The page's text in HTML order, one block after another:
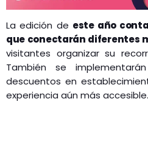
La edición de este año
que conectarán diferentes
visitantes organizar su
También se
descuentos en
experiencia aún más accesible.